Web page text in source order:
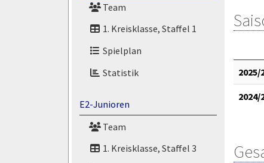
Team
1. Kreisklasse, Staffel 1
Spielplan
Statistik
E2-Junioren
Team
1. Kreisklasse, Staffel 3
2025/
2024/